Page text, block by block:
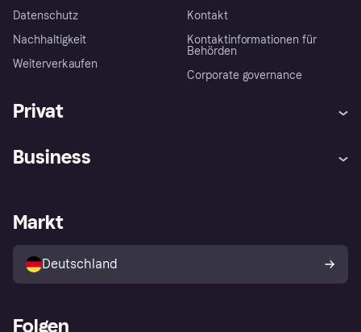
Datenschutz
Nachhaltigkeit
Weiterverkaufen
Kontakt
Kontaktinformationen für
Behörden
Corporate governance
Privat
Klarna App
Shops entdecken
Käuferschutzrichtlinie
Dein Widerrufsrecht
Business
Händlerportal
Markt
Deutschland
Folgen